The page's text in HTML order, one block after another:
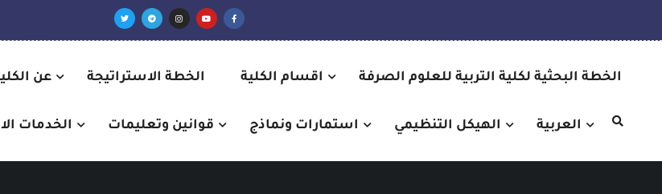
عن الخطة الاستراتيجة اقسام الكلية الخطة البحثية لكلية التربية للعلوم الصرفة
الخدمات قوانين وتعليمات استمارات ونماذج الهيكل التنظيمي العربية